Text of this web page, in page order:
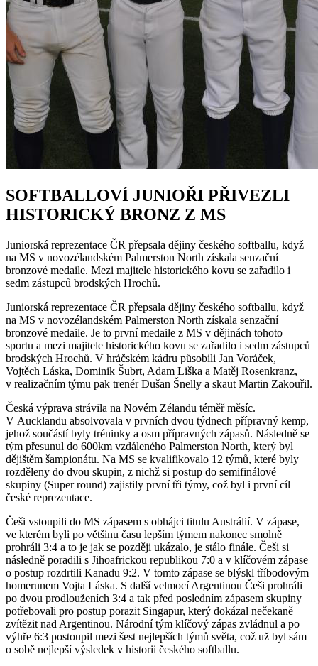
SOFTBALLOVÍ JUNIOŘI PŘIVEZLI
HISTORICKÝ BRONZ Z MS
Juniorská reprezentace ČR přepsala dějiny českého softballu, když
na MS v novozélandském Palmerston North získala senzační
bronzové medaile. Mezi majitele historického kovu se zařadilo i
sedm zástupců brodských Hrochů.
Juniorská reprezentace ČR přepsala dějiny českého softballu, když
na MS v novozélandském Palmerston North získala senzační
bronzové medaile. Je to první medaile z MS v dějinách tohoto
sportu a mezi majitele historického kovu se zařadilo i sedm zástupců
brodských Hrochů. V hráčském kádru působili Jan Voráček,
Vojtěch Láska, Dominik Šubrt, Adam Liška a Matěj Rosenkranz,
v realizačním týmu pak trenér Dušan Šnelly a skaut Martin Zakouřil.
Česká výprava strávila na Novém Zélandu téměř měsíc.
V Aucklandu absolvovala v prvních dvou týdnech přípravný kemp,
jehož součástí byly tréninky a osm přípravných zápasů. Následně se
tým přesunul do 600km vzdáleného Palmerston North, který byl
dějištěm šampionátu. Na MS se kvalifikovalo 12 týmů, které byly
rozděleny do dvou skupin, z nichž si postup do semifinálové
skupiny (Super round) zajistily první tři týmy, což byl i první cíl
české reprezentace.
Češi vstoupili do MS zápasem s obhájci titulu Austrálií. V zápase,
ve kterém byli po většinu času lepším týmem nakonec smolně
prohráli 3:4 a to je jak se později ukázalo, je stálo finále. Češi si
následně poradili s Jihoafrickou republikou 7:0 a v klíčovém zápase
o postup rozdrtili Kanadu 9:2. V tomto zápase se blýskl tříbodovým
homerunem Vojta Láska. S další velmocí Argentinou Češi prohráli
po dvou prodlouženích 3:4 a tak před posledním zápasem skupiny
potřebovali pro postup porazit Singapur, který dokázal nečekaně
zvítězit nad Argentinou. Národní tým klíčový zápas zvládnul a po
výhře 6:3 postoupil mezi šest nejlepších týmů světa, což už byl sám
o sobě nejlepší výsledek v historii českého softballu.